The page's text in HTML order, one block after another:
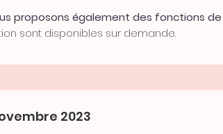
proposons également des fonctions
sont disponibles sur demande.
2023